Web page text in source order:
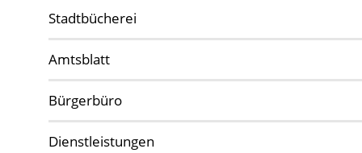
Stadtbücherei
Amtsblatt
Bürgerbüro
Dienstleistungen